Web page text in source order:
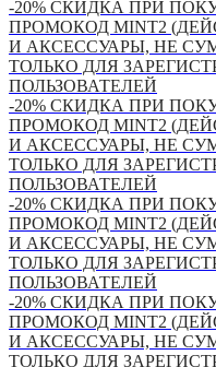
-20% СКИДКА ПРИ
ПРОМОКОД MINT2
И АКСЕССУАРЫ, НЕ
ТОЛЬКО ДЛЯ
ПОЛЬЗОВАТЕЛЕЙ
-20% СКИДКА ПРИ
ПРОМОКОД MINT2
И АКСЕССУАРЫ, НЕ
ТОЛЬКО ДЛЯ
ПОЛЬЗОВАТЕЛЕЙ
-20% СКИДКА ПРИ
ПРОМОКОД MINT2
И АКСЕССУАРЫ, НЕ
ТОЛЬКО ДЛЯ
ПОЛЬЗОВАТЕЛЕЙ
-20% СКИДКА ПРИ
ПРОМОКОД MINT2
И АКСЕССУАРЫ, НЕ
ТОЛЬКО ДЛЯ